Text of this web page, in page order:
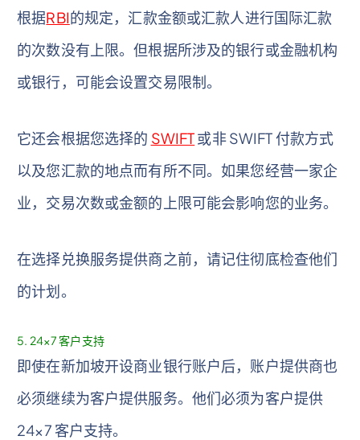
根据RBI的规定，汇款金额或汇款人进行国际汇款
的次数没有上限。但根据所涉及的银行或金融机构
或银行，可能会设置交易限制。
它还会根据您选择的 SWIFT或非 SWIFT 付款方式
以及您汇款的地点而有所不同。如果您经营一家企
业，交易次数或金额的上限可能会影响您的业务。
在选择兑换服务提供商之前，请记住彻底检查他们
的计划。
5. 24×7 客户支持
即使在新加坡开设商业银行账户后，账户提供商也
必须继续为客户提供服务。他们必须为客户提供
24×7 客户支持。